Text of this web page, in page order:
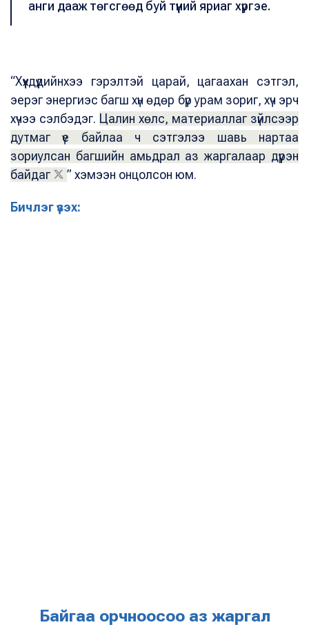
анги дааж төгсгөөд буй түүний яриаг хүргэе.
“Хүүхдүүдийнхээ гэрэлтэй царай, цагаахан сэтгэл,
эерэг энергиэс багш хүн өдөр бүр урам зориг, хүч эрч
хүчээ сэлбэдэг. Цалин хөлс, материаллаг зүйлсээр
дутмаг үе байлаа ч сэтгэлээ шавь нартаа
зориулсан багшийн амьдрал аз жаргалаар дүүрэн
байдаг
” хэмээн онцолсон юм.
Бичлэг үзэх:
Байгаа орчноосоо аз жаргал